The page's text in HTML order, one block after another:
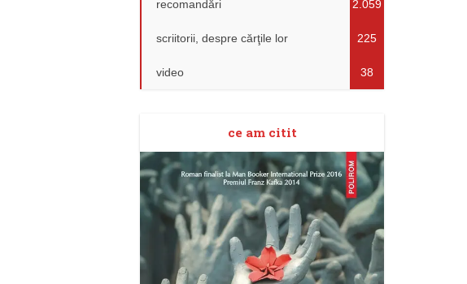
recomandări 2.059
scriitorii, despre cărţile lor 225
video 38
ce am citit